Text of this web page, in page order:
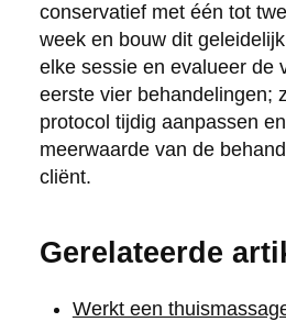
conservatief met één tot
week en bouw dit
elke sessie en evalueer de
eerste vier behandelingen;
protocol tijdig aanpassen
meerwaarde van de
cliënt.
Gerelateerde
Werkt een